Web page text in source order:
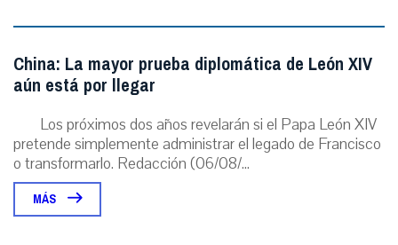
China: La mayor prueba diplomática de León XIV
aún está por llegar
Los próximos dos años revelarán si el Papa León XIV
pretende simplemente administrar el legado de Francisco
o transformarlo. Redacción (06/08/...
MÁS